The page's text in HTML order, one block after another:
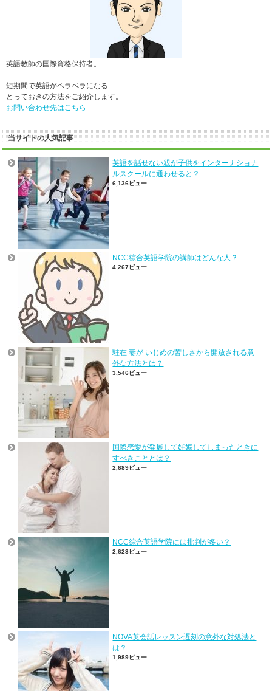
英語教師の国際資格保持者。
短期間で英語がペラペラになる
とっておきの方法をご紹介します。
お問い合わせ先はこちら
当サイトの人気記事
英語を話せない親が子供をインターナショナ
ルスクールに通わせると？
6,136ビュー
NCC綜合英語学院の講師はどんな人？
4,267ビュー
駐在 妻が いじめの苦しさから開放される意
外な方法とは？
3,546ビュー
国際恋愛が発展して妊娠してしまったときに
すべきこととは？
2,689ビュー
NCC綜合英語学院には批判が多い？
2,623ビュー
NOVA英会話レッスン遅刻の意外な対処法と
は？
1,989ビュー